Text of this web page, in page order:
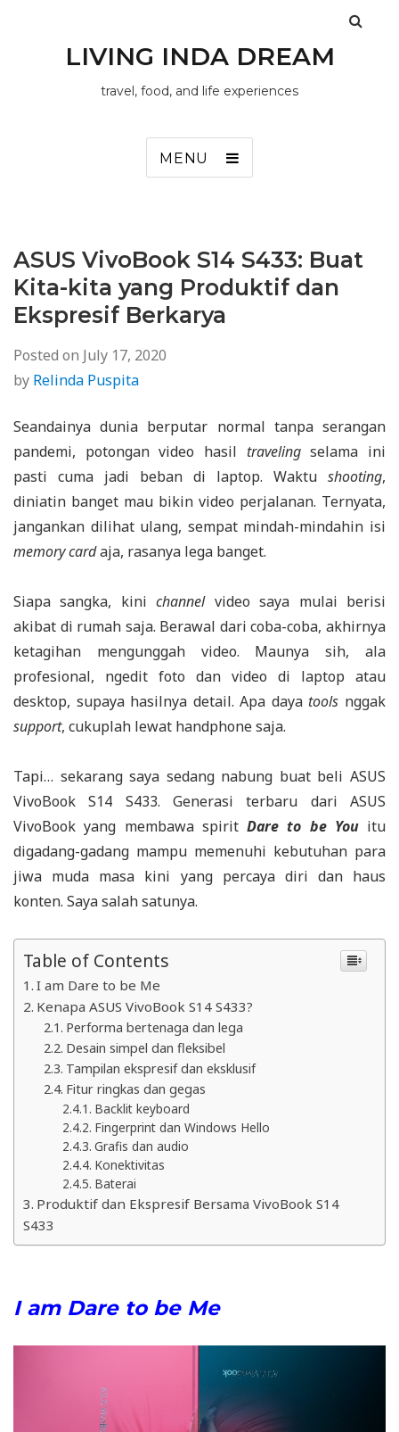
LIVING INDA DREAM
travel, food, and life experiences
MENU
ASUS VivoBook S14 S433: Buat
Kita-kita yang Produktif dan
Ekspresif Berkarya
Posted on July 17, 2020
by Relinda Puspita
Seandainya dunia berputar normal tanpa serangan
pandemi, potongan video hasil travelingselama ini
pasti cuma jadi beban di laptop. Waktu shooting,
diniatin banget mau bikin video perjalanan. Ternyata,
jangankan dilihat ulang, sempat mindah-mindahin isi
memory cardaja, rasanya lega banget.
Siapa sangka, kinichannelvideo saya mulai berisi
akibat di rumah saja. Berawal dari coba-coba, akhirnya
ketagihan mengunggah video. Maunya sih, ala
profesional, ngedit foto dan video di laptop atau
desktop, supaya hasilnya detail. Apa daya tools nggak
support, cukuplah lewat handphone saja.
Tapi… sekarang saya sedang nabung buat beli ASUS
VivoBook S14 S433. Generasi terbaru dari ASUS
VivoBook yang membawa spirit Dare to be Youitu
digadang-gadang mampu memenuhi kebutuhan para
jiwa muda masa kini yang percaya diri dan haus
konten. Saya salah satunya.
Table of Contents
I am Dare to be Me
Kenapa ASUS VivoBook S14 S433?
Performa bertenaga dan lega
Desain simpel dan fleksibel
Tampilan ekspresif dan eksklusif
Fitur ringkas dan gegas
Backlit keyboard
Fingerprint dan Windows Hello
Grafis dan audio
Konektivitas
Baterai
Produktif dan Ekspresif Bersama VivoBook S14
S433
I am Dare to be Me